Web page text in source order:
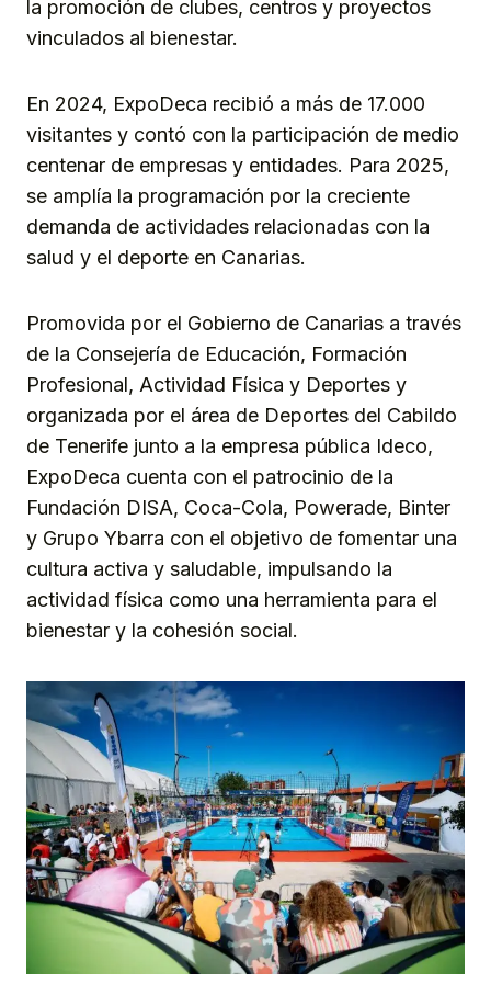
la promoción de clubes, centros y proyectos
vinculados al bienestar.
En 2024, ExpoDeca recibió a más de 17.000
visitantes y contó con la participación de medio
centenar de empresas y entidades. Para 2025,
se amplía la programación por la creciente
demanda de actividades relacionadas con la
salud y el deporte en Canarias.
Promovida por el Gobierno de Canarias a través
de la Consejería de Educación, Formación
Profesional, Actividad Física y Deportes y
organizada por el área de Deportes del Cabildo
de Tenerife junto a la empresa pública Ideco,
ExpoDeca cuenta con el patrocinio de la
Fundación DISA, Coca-Cola, Powerade, Binter
y Grupo Ybarra con el objetivo de fomentar una
cultura activa y saludable, impulsando la
actividad física como una herramienta para el
bienestar y la cohesión social.